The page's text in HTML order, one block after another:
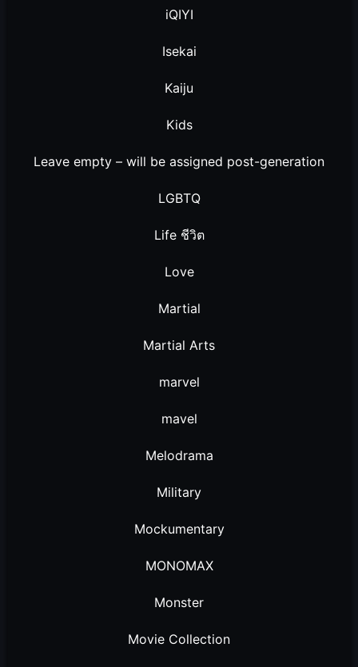
iQIYI
Isekai
Kaiju
Kids
Leave empty – will be assigned post-generation
LGBTQ
Life ชีวิต
Love
Martial
Martial Arts
marvel
mavel
Melodrama
Military
Mockumentary
MONOMAX
Monster
Movie Collection